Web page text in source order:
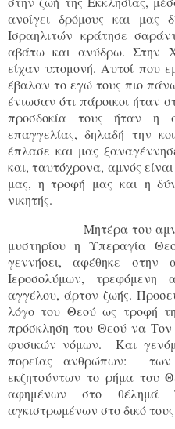
ανοίγει δρόμους και μας
Ισραηλιτών κράτησε
αβάτω και ανύδρω. Στην
είχαν υπομονή. Αυτοί που
έβαλαν το εγώ τους πιο
ένιωσαν ότι πάροικοι ήταν
προσδοκία τους ήταν η
επαγγελίας, δηλαδή την
έπλασε και μας
και, ταυτόχρονα, αμνός
μας, η τροφή μας και η
νικητής.
Μητέρα του αμνού
μυστηρίου η Υπεραγία
γεννήσει, αφέθηκε
Ιεροσολύμων,
αγγέλου, άρτον ζωής.
λόγο του Θεού ως τροφή
πρόσκληση του Θεού να Τον
φυσικών νόμων. Και
πορείας ανθρώπων:
εκζητούντων το ρήμα του
αφημένων στο θέλημά
αγκιστρωμένων στο δικό